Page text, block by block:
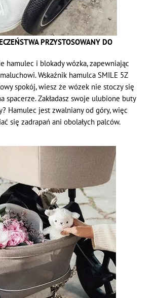
PRZYSTOSOWANY DO
hamulec i blokady wózka, zapewniając
Wskaźnik hamulca SMILE 5Z
spokój, wiesz że wózek nie stoczy się
spacerze. Zakładasz swoje ulubione buty
Hamulec jest zwalniany od góry, więc
się zadrapań ani obolałych palców.